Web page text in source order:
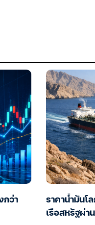
กว่า
ราคาน้ำมันโ
เรือสหรัฐผ่า